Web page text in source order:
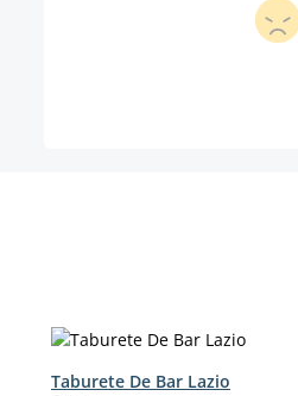
Taburete De Bar Lazio